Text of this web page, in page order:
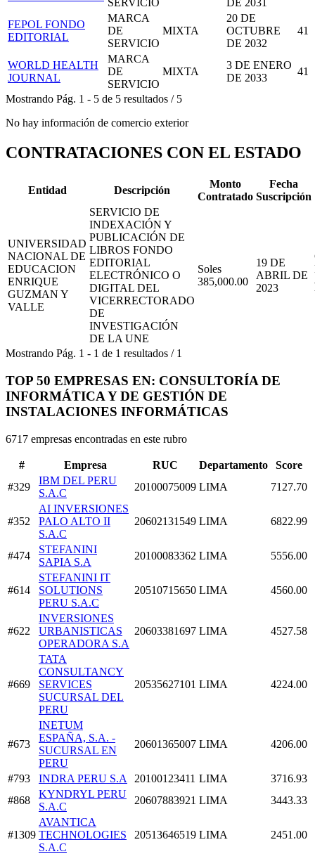
FEPOL FONDO
EDITORIAL
MARCA
DE
SERVICIO
MIXTA
20 DE
OCTUBRE
DE 2032
41
WORLD HEALTH
JOURNAL
MARCA
DE
SERVICIO
MIXTA
3 DE ENERO
DE 2033
41
Mostrando Pág. 1 - 5 de 5 resultados / 5
No hay información de comercio exterior
CONTRATACIONES CON EL ESTADO
Entidad Descripción
Monto
Contratado
Fecha
Suscripción
UNIVERSIDAD
NACIONAL DE
EDUCACION
ENRIQUE
GUZMAN Y
VALLE
SERVICIO DE
INDEXACIÓN Y
PUBLICACIÓN DE
LIBROS FONDO
EDITORIAL
ELECTRÓNICO O
DIGITAL DEL
VICERRECTORADO
DE
INVESTIGACIÓN
DE LA UNE
Soles
385,000.00
19 DE
ABRIL DE
2023
Mostrando Pág. 1 - 1 de 1 resultados / 1
TOP 50 EMPRESAS EN: CONSULTORÍA DE
INFORMÁTICA Y DE GESTIÓN DE
INSTALACIONES INFORMÁTICAS
6717 empresas encontradas en este rubro
# Empresa RUC Departamento
Score
#329
IBM DEL PERU
S.A.C
20100075009 LIMA 7127.70
#352
AI INVERSIONES
PALO ALTO II
S.A.C
20602131549 LIMA 6822.99
#474
STEFANINI
SAPIA S.A
20100083362 LIMA 5556.00
#614
STEFANINI IT
SOLUTIONS
PERU S.A.C
20510715650 LIMA 4560.00
#622
INVERSIONES
URBANISTICAS
OPERADORA S.A
20603381697 LIMA 4527.58
#669
TATA
CONSULTANCY
SERVICES
SUCURSAL DEL
PERU
20535627101 LIMA 4224.00
#673
INETUM
ESPAÑA, S.A. -
SUCURSAL EN
PERU
20601365007 LIMA 4206.00
#793 INDRA PERU S.A 20100123411 LIMA
3716.93
#868
KYNDRYL PERU
S.A.C
20607883921 LIMA 3443.33
#1309
AVANTICA
TECHNOLOGIES
S.A.C
20513646519 LIMA 2451.00